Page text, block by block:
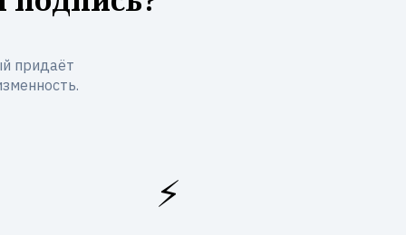
придаёт
⚡